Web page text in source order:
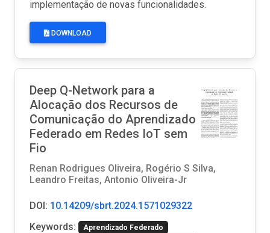
implementação de novas funcionalidades.
DOWNLOAD
Deep Q-Network para a
Alocação dos Recursos de
Comunicação do Aprendizado
Federado em Redes IoT sem
Fio
Renan Rodrigues Oliveira, Rogério S Silva,
Leandro Freitas, Antonio Oliveira-Jr
DOI: 10.14209/sbrt.2024.1571029322
Keywords:
Aprendizado Federado